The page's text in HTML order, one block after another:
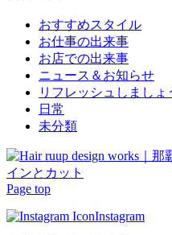
おすすめスタイル
お仕事の出来事
お店での出来事
ニュース＆お知らせ
リフレッシュしましょ
日常
未分類
Page top
Instagram